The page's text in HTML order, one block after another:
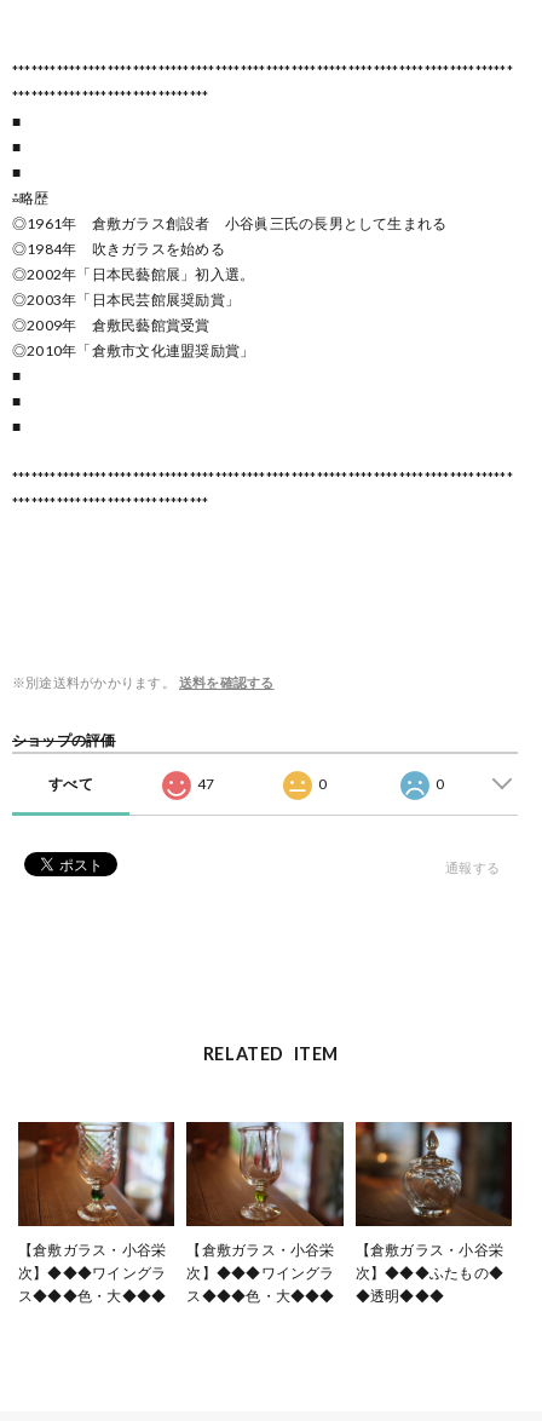
*******************************************************************************
*******************************
■
■
■
⁂略歴
◎1961年 倉敷ガラス創設者 小谷眞三氏の長男として生まれる
◎1984年 吹きガラスを始める
◎2002年「日本民藝館展」初入選。
◎2003年「日本民芸館展奨励賞」
◎2009年 倉敷民藝館賞受賞
◎2010年「倉敷市文化連盟奨励賞」
■
■
■
*******************************************************************************
*******************************
※別途送料がかかります。 送料を確認する
ショップの評価
すべて 47 0 0
通報する
RELATED ITEM
【倉敷ガラス・小谷栄
次】◆◆◆ワイングラ
ス◆◆◆色・大◆◆◆
【倉敷ガラス・小谷栄
次】◆◆◆ワイングラ
ス◆◆◆色・大◆◆◆
【倉敷ガラス・小谷栄
次】◆◆◆ふたもの◆
◆透明◆◆◆